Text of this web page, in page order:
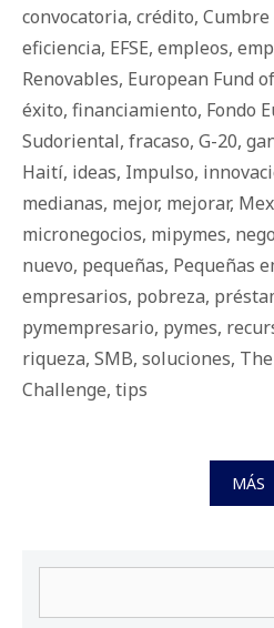
convocatoria, crédito, Cumbre
eficiencia, EFSE, empleos,
Renovables, European Fund
éxito, financiamiento, Fondo
Sudoriental, fracaso, G-20,
Haití, ideas, Impulso,
medianas, mejor, mejorar,
micronegocios, mipymes,
nuevo, pequeñas, Pequeñas
empresarios, pobreza,
pymempresario, pymes,
riqueza, SMB, soluciones,
Challenge, tips
MÁS